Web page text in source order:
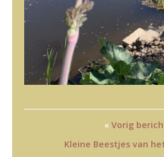
« Vorig
Kleine Beestjes van